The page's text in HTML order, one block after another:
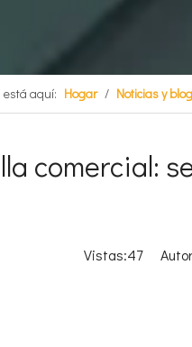
está aquí: Hogar / Noticias y blog
comercial:
Vistas:47